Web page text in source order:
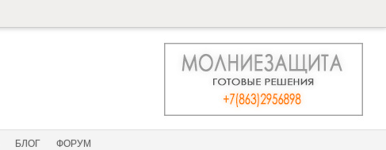
БЛОГ ФОРУМ